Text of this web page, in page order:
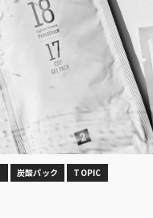
炭酸パック TOPIC